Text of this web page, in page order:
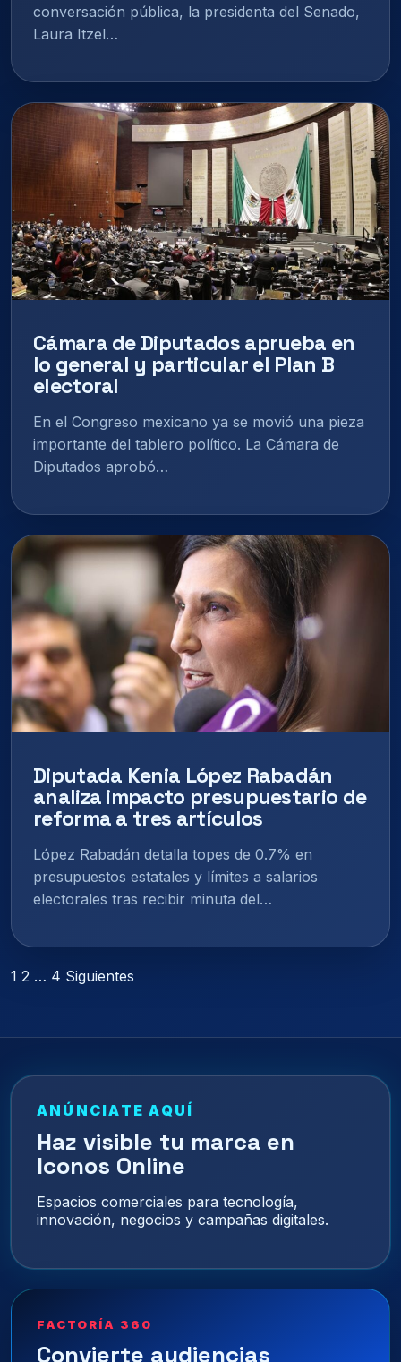
conversación pública, la presidenta del Senado,
Laura Itzel…
Cámara de Diputados aprueba en
lo general y particular el Plan B
electoral
En el Congreso mexicano ya se movió una pieza
importante del tablero político. La Cámara de
Diputados aprobó…
Diputada Kenia López Rabadán
analiza impacto presupuestario de
reforma a tres artículos
López Rabadán detalla topes de 0.7% en
presupuestos estatales y límites a salarios
electorales tras recibir minuta del…
Paginación
entradas
1 2 … 4 Siguientes
ANÚNCIATE AQUÍ
Haz visible tu marca en
Iconos Online
Espacios comerciales para tecnología,
innovación, negocios y campañas digitales.
FACTORÍA 360
Convierte audiencias